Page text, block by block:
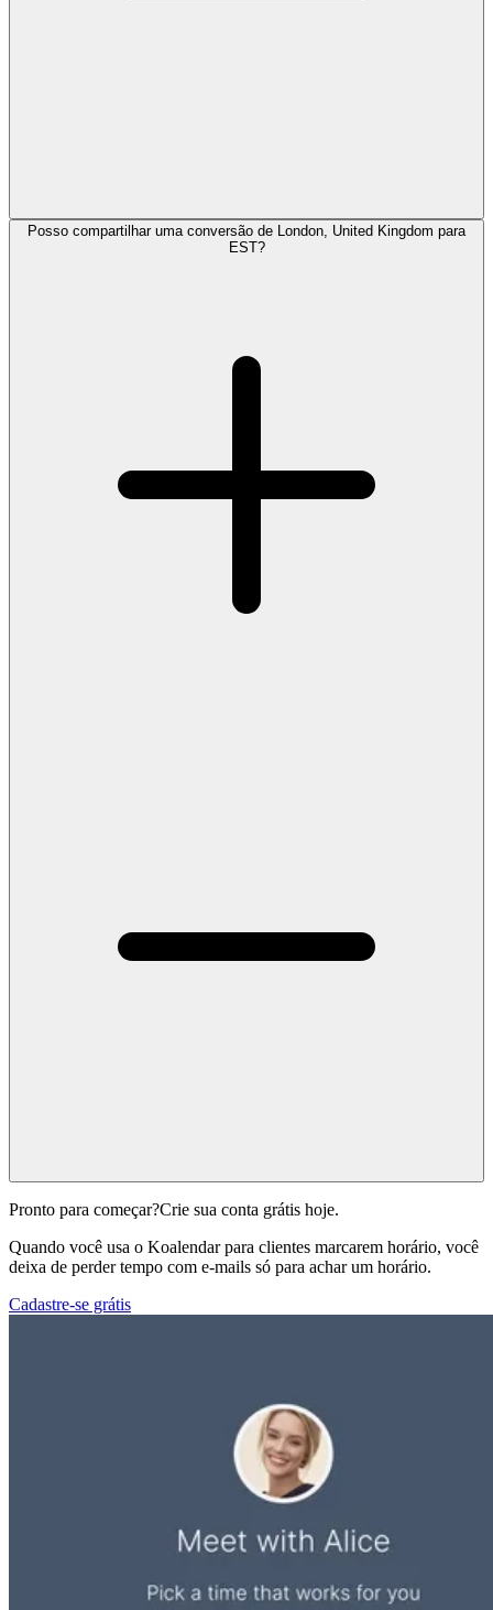
Posso compartilhar uma conversão de London, United Kingdom para
EST?
Pronto para começar?Crie sua conta grátis hoje.
Quando você usa o Koalendar para clientes marcarem horário, você
deixa de perder tempo com e-mails só para achar um horário.
Cadastre-se grátis